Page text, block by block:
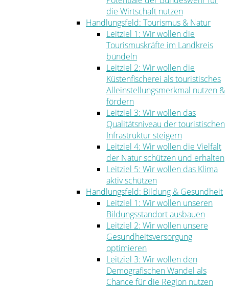
die Wirtschaft nutzen
Handlungsfeld: Tourismus & Natur
Leitziel 1: Wir wollen die
Tourismuskräfte im Landkreis
bündeln
Leitziel 2: Wir wollen die
Küstenfischerei als touristisches
Alleinstellungsmerkmal nutzen &
fördern
Leitziel 3: Wir wollen das
Qualitätsniveau der touristischen
Infrastruktur steigern
Leitziel 4: Wir wollen die Vielfalt
der Natur schützen und erhalten
Leitziel 5: Wir wollen das Klima
aktiv schützen
Handlungsfeld: Bildung & Gesundheit
Leitziel 1: Wir wollen unseren
Bildungsstandort ausbauen
Leitziel 2: Wir wollen unsere
Gesundheitsversorgung
optimieren
Leitziel 3: Wir wollen den
Demografischen Wandel als
Chance für die Region nutzen